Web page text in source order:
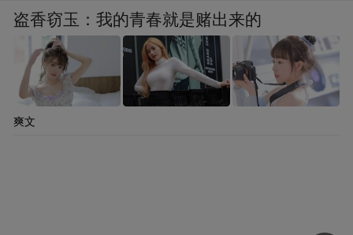
盗香窃玉：我的青春就是赌出来的
爽文